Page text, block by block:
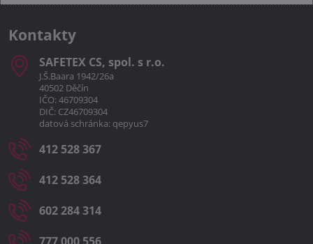
Kontakty
SAFETEX CS, spol​. s r​.o​.
J.Š.Baara 1942/26a
40502 Děčín
IČO: 46709304
DIČ: CZ46709304
datová schránka: qepyus7
412 528 367
412 528 364
602 284 314